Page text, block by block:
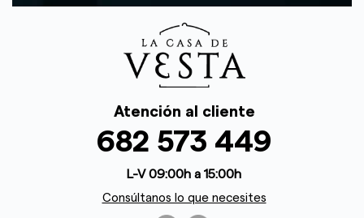
Atención al cliente
682 573 449
L-V 09:00h a 15:00h
Consúltanos lo que necesites